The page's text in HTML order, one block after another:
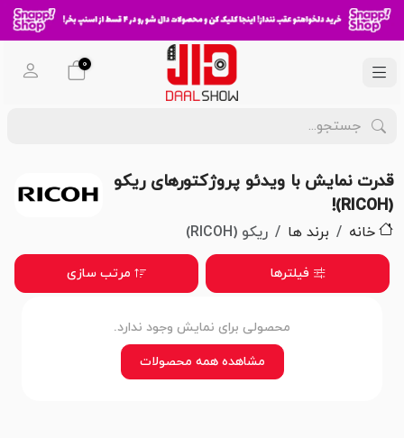
0
قدرت نمایش با ویدئو پروژکتورهای ریکو
(RICOH)!
خانه برند ها ریکو (RICOH)
فیلترها مرتب سازی
محصولی برای نمایش وجود ندارد.
مشاهده همه محصولات